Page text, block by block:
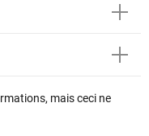
mais ceci ne